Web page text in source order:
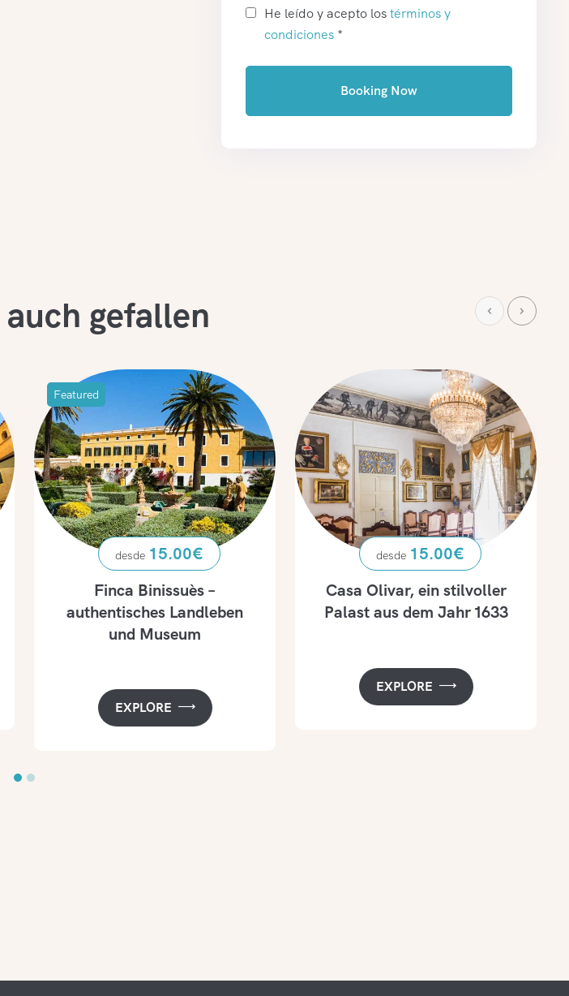
He leído y acepto lostérminos y
condiciones *
Booking Now
gefallen
Featured
Finca Binissuès –
authentisches Landleben
und Museum
15.00€
EXPLORE
Casa Olivar, ein stilvoller
Palast aus dem Jahr 1633
15.00€
EXPLORE